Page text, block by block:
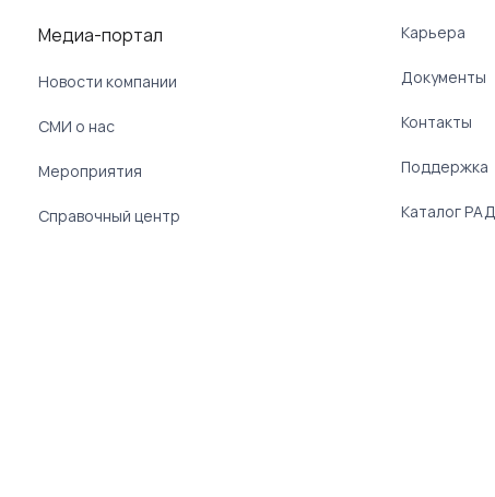
Медиа-портал
Новости компании
СМИ о нас
Мероприятия
Справочный центр
Карьера
Документы
Контакты
Поддержка
Каталог РАД